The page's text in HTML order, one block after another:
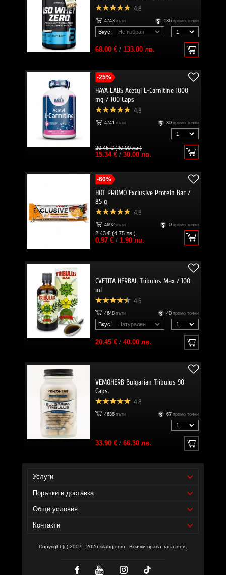
4.8
4743 пъти 136 промо точки
Вкус:
68.00 €/ 133.00 лв.
-25%
HAYA LABS Acetyl L-Carnitine 1000
mg / 100 Caps
4.8
4741 пъти 30 промо точки
20.45 € (40.00 лв.)
15.34 €/ 30.00 лв.
-60%
HOT PROMO Exclusive Protein Bar /
85 g
4.8
4692 пъти 0 промо точки
2.43 € (4.75 лв.)
0.97 €/ 1.90 лв.
CVETITA HERBAL Tribulus Max / 100
ml
4.6
4648 пъти 40 промо точки
Вкус:
20.45 €/ 40.00 лв.
VEMOHERB Bulgarian Tribulus 90
Caps.
4.8
4636 пъти 67 промо точки
33.90 €/ 66.30 лв.
Услуги
Поръчки и доставка
Общи условия
Контакти
Copyright (c) 2007 - 2026 silabg.com - Всички права запазени.